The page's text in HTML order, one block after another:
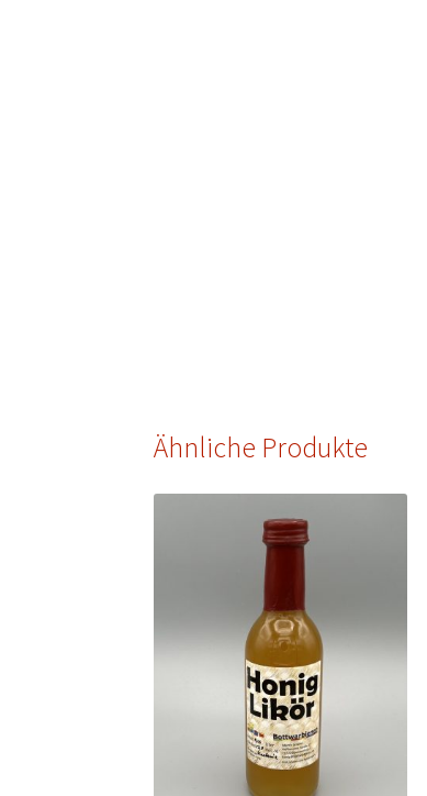
Ähnliche Produkte